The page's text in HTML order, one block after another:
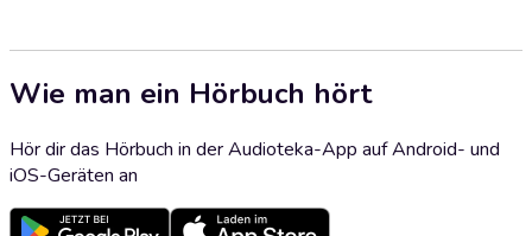
Wie man ein Hörbuch hört
Hör dir das Hörbuch in der Audioteka-App auf Android- und
iOS-Geräten an